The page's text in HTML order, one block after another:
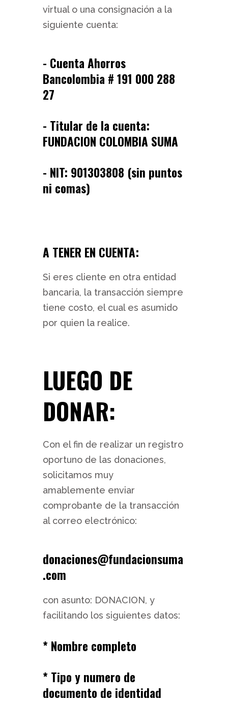
virtual o una consignación a la
siguiente cuenta:
- Cuenta Ahorros
Bancolombia # 191 000 288
27
- Titular de la cuenta:
FUNDACION COLOMBIA SUMA
- NIT: 901303808 (sin puntos
ni comas)
A TENER EN CUENTA:
Si eres cliente en otra entidad
bancaria, la transacción siempre
tiene costo, el cual es asumido
por quien la realice.
LUEGO DE
DONAR:
Con el fin de realizar un registro
oportuno de las donaciones,
solicitamos muy
amablemente enviar
comprobante de la transacción
al correo electrónico:
donaciones@fundacionsuma
.com
con asunto: DONACION, y
facilitando los siguientes datos:
* Nombre completo
* Tipo y numero de
documento de identidad